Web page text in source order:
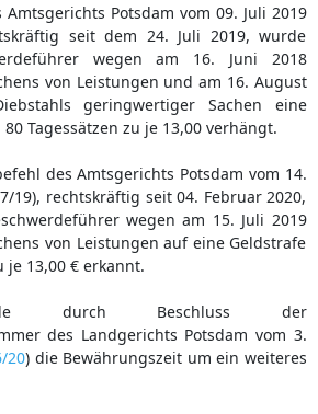
Potsdam vom 09. Juli 2019
seit dem 24. Juli 2019, wurde
wegen am 16. Juni 2018
von Leistungen und am 16. August
geringwertiger Sachen eine
Tagessätzen zu je 13,00 verhängt.
des Amtsgerichts Potsdam vom 14.
19), rechtskräftig seit 04. Februar 2020,
wegen am 15. Juli 2019
von Leistungen auf eine Geldstrafe
je 13,00 € erkannt.
durch Beschluss der
des Landgerichts Potsdam vom 3.
20) die Bewährungszeit um ein weiteres